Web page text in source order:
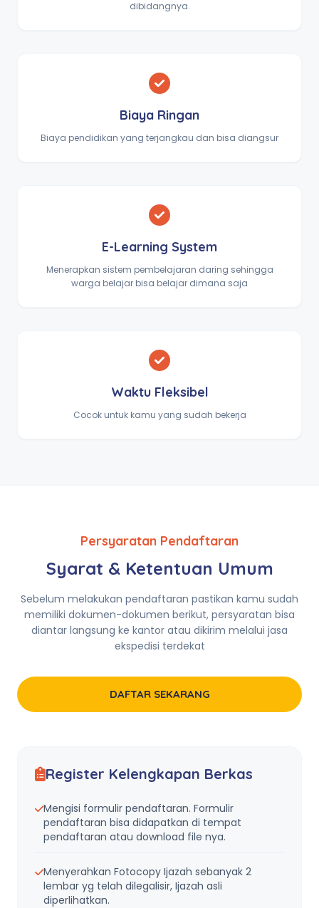
dibidangnya.
Biaya Ringan
Biaya pendidikan yang terjangkau dan bisa diangsur
E-Learning System
Menerapkan sistem pembelajaran daring sehingga
warga belajar bisa belajar dimana saja
Waktu Fleksibel
Cocok untuk kamu yang sudah bekerja
Persyaratan Pendaftaran
Syarat & Ketentuan Umum
Sebelum melakukan pendaftaran pastikan kamu sudah
memiliki dokumen-dokumen berikut, persyaratan bisa
diantar langsung ke kantor atau dikirim melalui jasa
ekspedisi terdekat
DAFTAR SEKARANG
Register Kelengkapan Berkas
Mengisi formulir pendaftaran. Formulir
pendaftaran bisa didapatkan di tempat
pendaftaran atau download file nya.
Menyerahkan Fotocopy Ijazah sebanyak 2
lembar yg telah dilegalisir, Ijazah asli
diperlihatkan.